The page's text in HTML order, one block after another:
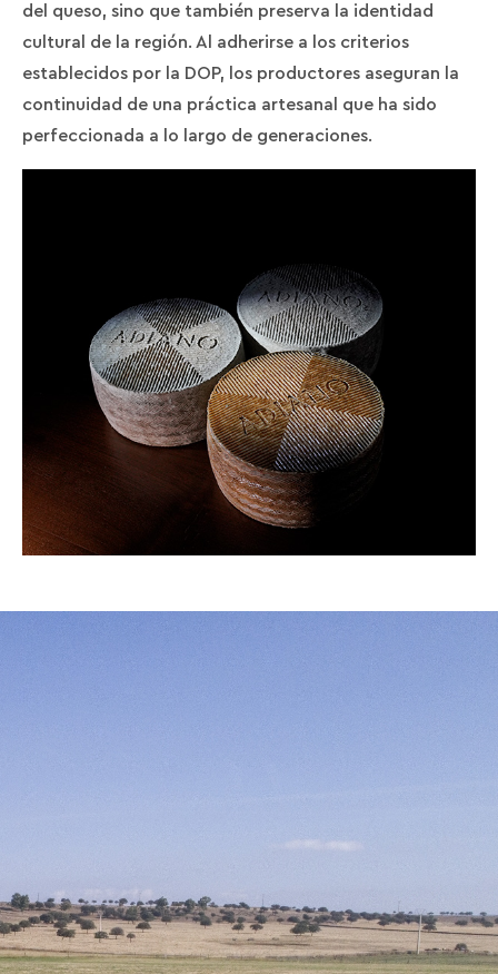
del queso, sino que también preserva la identidad
cultural de la región. Al adherirse a los criterios
establecidos por la DOP, los productores aseguran la
continuidad de una práctica artesanal que ha sido
perfeccionada a lo largo de generaciones.